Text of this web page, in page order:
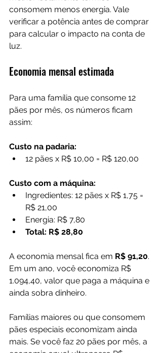
consomem menos energia. Vale
verificar a potência antes de comprar
para calcular o impacto na conta de
luz.
Economia mensal estimada
Para uma família que consome 12
pães por mês, os números ficam
assim:
Custo na padaria:
12 pães x R$ 10,00 = R$ 120,00
Custo com a máquina:
Ingredientes: 12 pães x R$ 1,75 =
R$ 21,00
Energia: R$ 7,80
Total: R$ 28,80
A economia mensal fica em R$ 91,20.
Em um ano, você economiza R$
1.094,40, valor que paga a máquina e
ainda sobra dinheiro.
Famílias maiores ou que consomem
pães especiais economizam ainda
mais. Se você faz 20 pães por mês, a